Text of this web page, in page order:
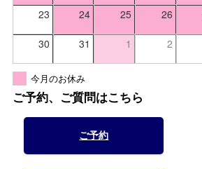
23 24 25 26
30 31 1 2
今月のお休み
ご予約、ご質問はこちら
ご予約